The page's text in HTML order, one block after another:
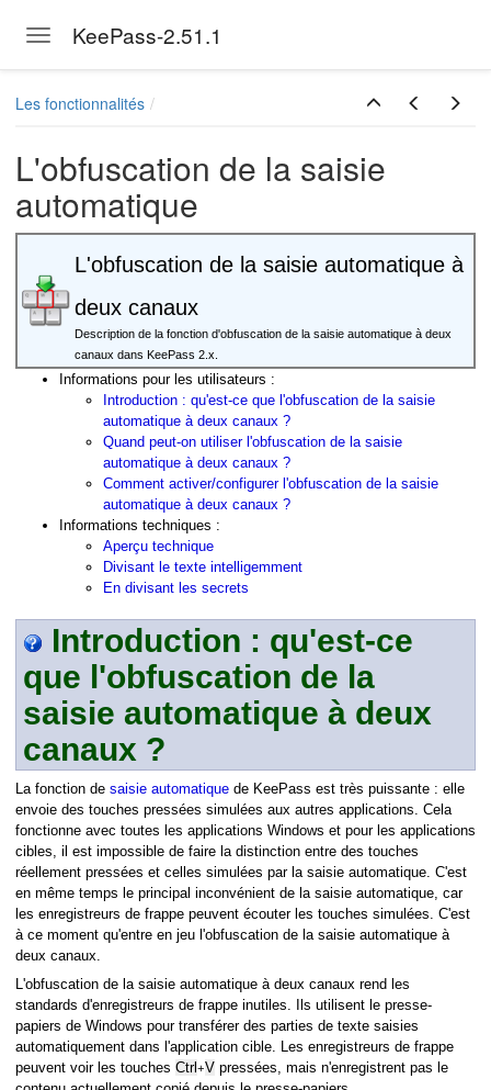
Toggle navigation
KeePass-2.51.1
Les fonctionnalités
L'obfuscation de la saisie
automatique
L'obfuscation de la saisie automatique à
deux canaux
Description de la fonction d'obfuscation de la saisie automatique à deux
canaux dans KeePass 2.x.
Informations pour les utilisateurs :
Introduction : qu'est-ce que l'obfuscation de la saisie
automatique à deux canaux ?
Quand peut-on utiliser l'obfuscation de la saisie
automatique à deux canaux ?
Comment activer/configurer l'obfuscation de la saisie
automatique à deux canaux ?
Informations techniques :
Aperçu technique
Divisant le texte intelligemment
En divisant les secrets
Introduction : qu'est-ce
que l'obfuscation de la
saisie automatique à deux
canaux ?
La fonction de saisie automatique de KeePass est très puissante : elle
envoie des touches pressées simulées aux autres applications. Cela
fonctionne avec toutes les applications Windows et pour les applications
cibles, il est impossible de faire la distinction entre des touches
réellement pressées et celles simulées par la saisie automatique. C'est
en même temps le principal inconvénient de la saisie automatique, car
les enregistreurs de frappe peuvent écouter les touches simulées. C'est
à ce moment qu'entre en jeu l'obfuscation de la saisie automatique à
deux canaux.
L'obfuscation de la saisie automatique à deux canaux rend les
standards d'enregistreurs de frappe inutiles. Ils utilisent le presse-
papiers de Windows pour transférer des parties de texte saisies
automatiquement dans l'application cible. Les enregistreurs de frappe
peuvent voir les touches Ctrl +V pressées, mais n'enregistrent pas le